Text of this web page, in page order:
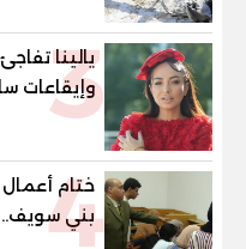
3
يالينا
وإيقاعات
4
ختام